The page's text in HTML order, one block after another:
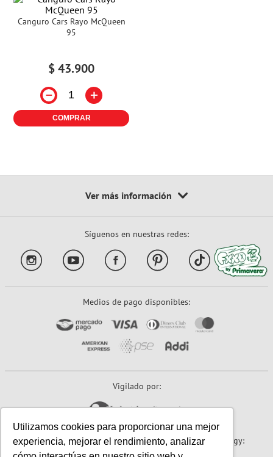
Utilizamos cookies para proporcionar una mejor
experiencia, mejorar el rendimiento, analizar
Canguro Cars Rayo McQueen
95
$43.900
－ ＋
COMPRAR
Síguenos en nuestras redes:
Medios de pago disponibles:
Vigilado por:
Sitio seguro: Powered By: Technology: